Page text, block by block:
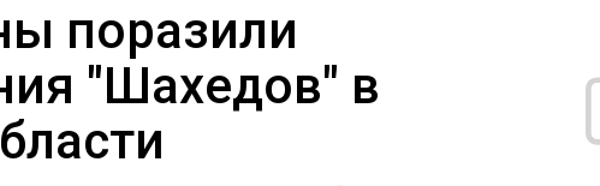
поразили
"Шахедов" в